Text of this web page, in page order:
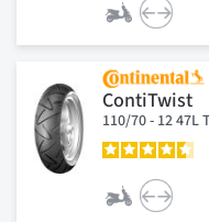
ContiTwist
110/70 - 12 47L